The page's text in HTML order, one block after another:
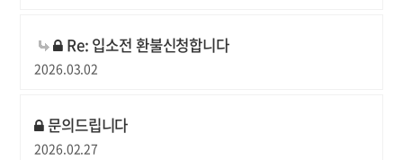
Re: 입소전 환불신청합니다
2026.03.02
문의드립니다
2026.02.27